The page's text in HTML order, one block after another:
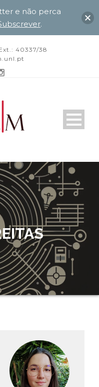
40337/38
e não perca
.